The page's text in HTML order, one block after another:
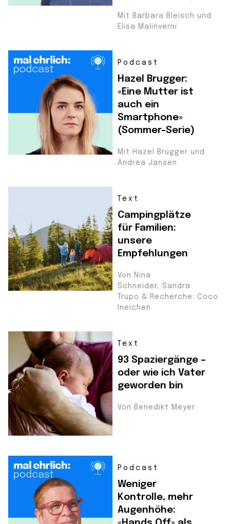
Mit Barbara Bleisch und
Elisa Malinverni
Podcast
Hazel Brugger:
«Eine Mutter ist
auch ein
Smartphone»
(Sommer-Serie)
Mit Hazel Brugger und
Andrea Jansen
Text
Campingplätze
für Familien:
unsere
Empfehlungen
Von Nina
Schneider, Sandra
Trupo & Recherche: Coco
Ineichen
Text
93 Spaziergänge –
oder wie ich Vater
geworden bin
Von Benedikt Meyer
Podcast
Weniger
Kontrolle, mehr
Augenhöhe: